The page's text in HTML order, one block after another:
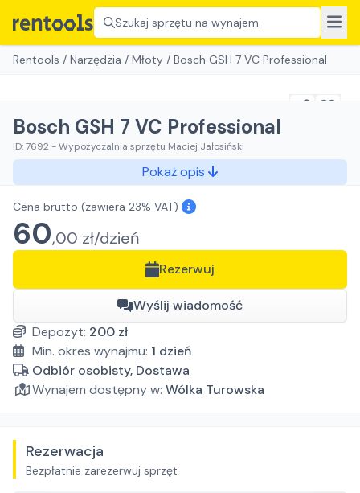
Szukaj sprzętu na wynajem
Rentools / Narzędzia / Młoty / Bosch GSH 7 VC Professional
Bosch GSH 7 VC Professional
ID:7692 -Wypożyczalnia sprzętu Maciej Jałosiński
Pokaż opis
Cena brutto (zawiera 23% VAT)
60,00 zł/dzień
Rezerwuj
Wyślij wiadomość
Depozyt: 200 zł
Min. okres wynajmu: 1 dzień
Odbiór osobisty, Dostawa
Wynajem dostępny w: Wólka Turowska
Rezerwacja
Bezpłatnie zarezerwuj sprzęt